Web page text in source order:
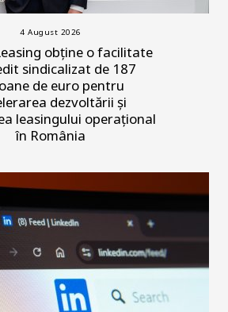
4 August 2026
obține o facilitate
sindicalizat de 187
de euro pentru
dezvoltării și
leasingului operațional
în România